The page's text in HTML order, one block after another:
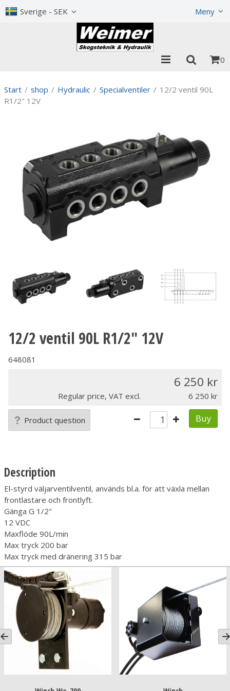
Sverige - SEK Meny
0
Start / shop / Hydraulic / Specialventiler / 12/2 ventil 90L
R1/2" 12V
12/2 ventil 90L R1/2" 12V
648081
6 250
Regular price, VAT excl. 6 250
Product question Buy
Description
El-styrd väljarventilventil, används bl.a. för att växla mellan
frontlastare och frontlyft.
Gänga G 1/2"
12 VDC
Maxflöde 90L/min
Max tryck 200 bar
Max tryck med dränering 315 bar